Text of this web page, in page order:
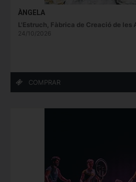
ÀNGELA
L'Estruch, Fàbrica de Creació de les
24/10/2026